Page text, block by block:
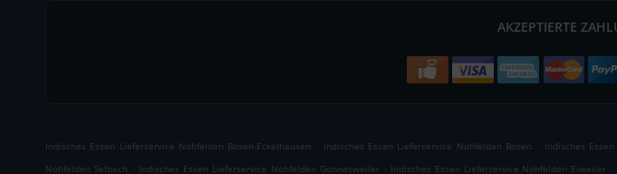
AKZEPTIERTE
Indisches Essen Lieferservice Nohfelden Bosen-Eckelhausen . Indisches Essen Lieferservice Nohfelden Bosen . Indisches
Nohfelden Selbach . Indisches Essen Lieferservice Nohfelden Gonnesweiler . Indisches Essen Lieferservice Nohfelden Eiweiler .